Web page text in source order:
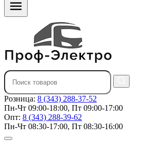
Розница: 8 (343) 288-37-52
Пн-Чт 09:00-18:00, Пт 09:00-17:00
Опт: 8 (343) 288-39-62
Пн-Чт 08:30-17:00, Пт 08:30-16:00